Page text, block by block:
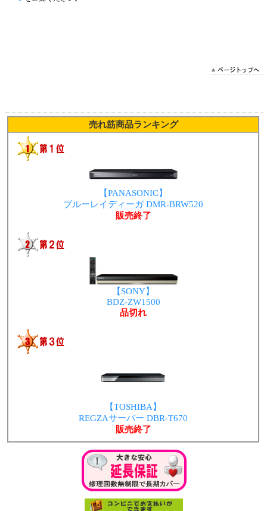
売れ筋商品ランキング
【PANASONIC】
ブルーレイディーガ DMR-BRW520
販売終了
【SONY】
BDZ-ZW1500
品切れ
【TOSHIBA】
REGZAサーバー DBR-T670
販売終了